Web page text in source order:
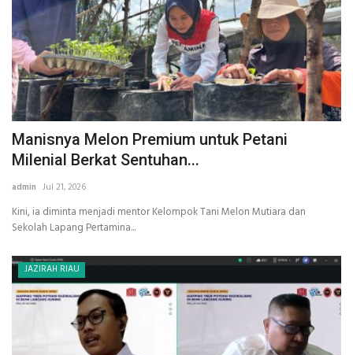
Manisnya Melon Premium untuk Petani
Milenial Berkat Sentuhan...
admin Jul 21, 2026
Kini, ia diminta menjadi mentor Kelompok Tani Melon Mutiara dan
Sekolah Lapang Pertamina...
JAZIRAH RIAU